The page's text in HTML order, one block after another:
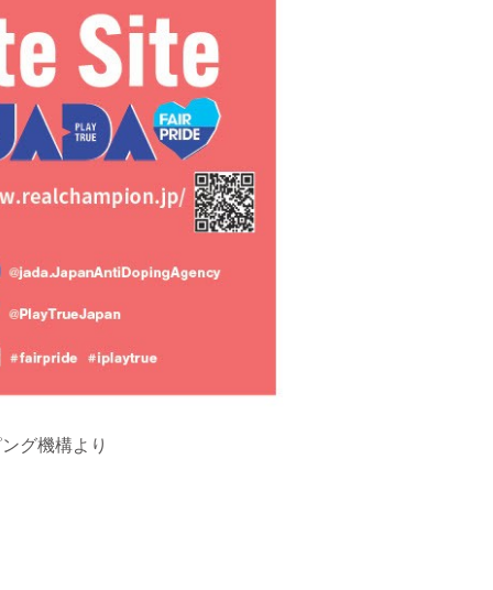
グ機構より